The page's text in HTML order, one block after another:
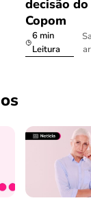
decisão do
Copom
6 min
Leitura